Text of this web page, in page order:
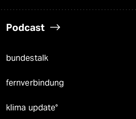
Podcast
bundestalk
fernverbindung
klima update°